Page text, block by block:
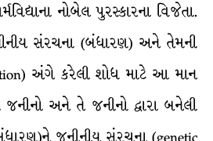
નોબેલ પુરસ્કારના વિજેતા.
સંરચના (બંધારણ) અને તેમની
અંગે કરેલી શોધ માટે આ માન
અને તે જનીનો દ્વારા બનેલી